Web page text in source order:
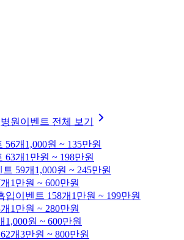
병원이벤트 전체 보기
56개 1,000원 ~ 135만원
63개 1만원 ~ 198만원
트 59개 1,000원 ~ 245만원
1만원 ~ 600만원
입이벤트 158개 1만원 ~ 199만원
1만원 ~ 280만원
1,000원 ~ 600만원
개3만원 ~ 800만원